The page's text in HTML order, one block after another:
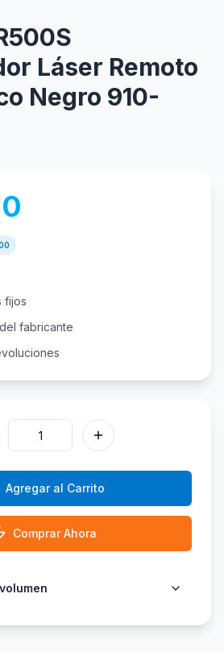
Láser Remoto
Negro 910-
fijos
fabricante
Agregar al Carrito
Comprar Ahora